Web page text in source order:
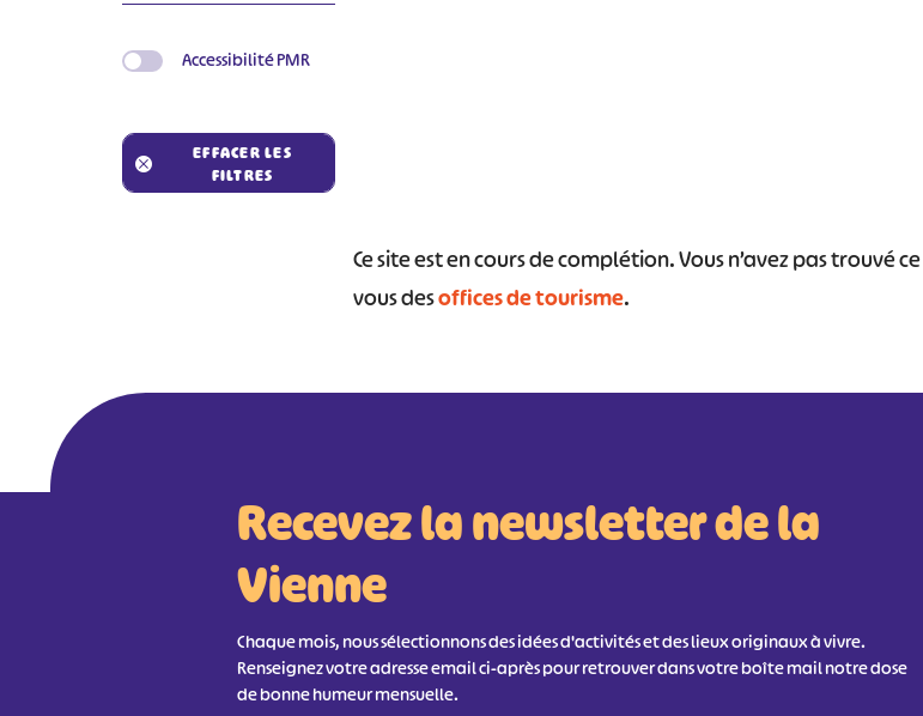
Accessibilité PMR
EFFACER LES
FILTRES
Ce site est en cours de complétion. Vous n’avez pas trouvé
vous desoffices de tourisme.
Recevez la newsletter de la
Vienne
Chaque mois, nous sélectionnons des idées d'activités et des lieux originaux à vivre.
Renseignez votre adresse email ci-après pour retrouver dans votre boîte mail notre dose
de bonne humeur mensuelle.